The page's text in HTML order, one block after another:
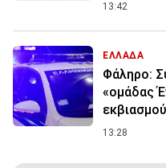
13:42
ΕΛΛΑΔΑ
Φάληρο:
«ομάδας
13:28